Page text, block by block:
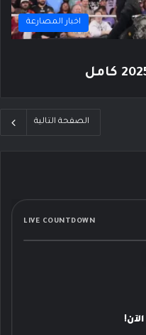
اخبار المصارعة
الصفحة التالية
LIVE COUNTDOWN